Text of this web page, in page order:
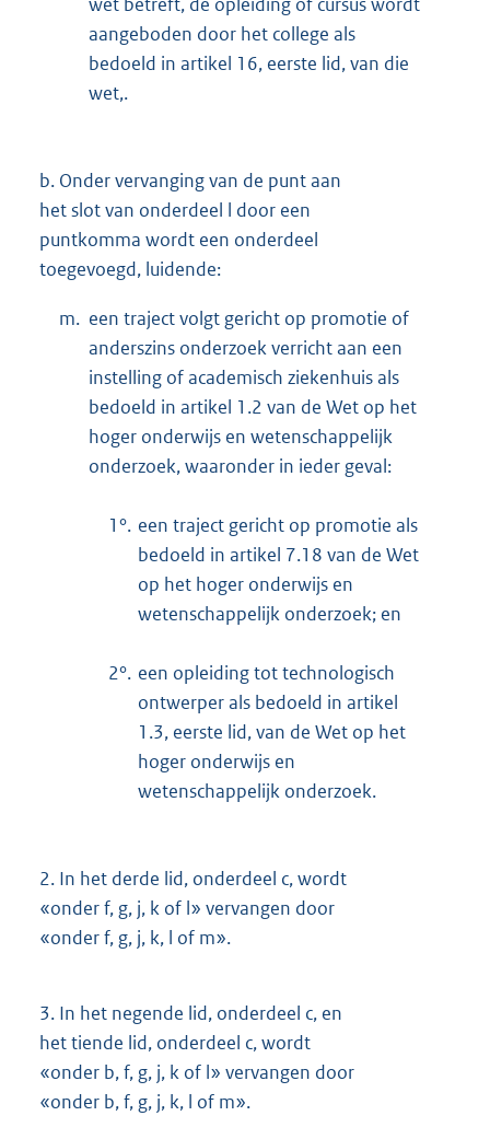
aangeboden door het college als
bedoeld in artikel 16, eerste lid, van die
wet,.
b. Onder vervanging van de punt aan
het slot van onderdeel l door een
puntkomma wordt een onderdeel
toegevoegd, luidende:
m. een traject volgt gericht op promotie of
anderszins onderzoek verricht aan een
instelling of academisch ziekenhuis als
bedoeld in artikel 1.2 van de Wet op het
hoger onderwijs en wetenschappelijk
onderzoek, waaronder in ieder geval:
1°. een traject gericht op promotie als
bedoeld in artikel 7.18 van de Wet
op het hoger onderwijs en
wetenschappelijk onderzoek; en
2°. een opleiding tot technologisch
ontwerper als bedoeld in artikel
1.3, eerste lid, van de Wet op het
hoger onderwijs en
wetenschappelijk onderzoek.
2. In het derde lid, onderdeel c, wordt
«onder f, g, j, k of l» vervangen door
«onder f, g, j, k, l of m».
3. In het negende lid, onderdeel c, en
het tiende lid, onderdeel c, wordt
«onder b, f, g, j, k of l» vervangen door
«onder b, f, g, j, k, l of m».